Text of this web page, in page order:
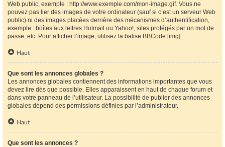
Web public, exemple : http://www.exemple.com/mon-image.gif. Vous ne
pouvez pas lier des images de votre ordinateur (sauf si c’est un serveur Web
public) ni des images placées derrière des mécanismes d’authentification,
exemple : boîtes aux lettres Hotmail ou Yahoo!, sites protégés par un mot de
passe, etc. Pour afficher l’image, utilisez la balise BBCode [img].
Haut
Que sont les annonces globales ?
Les annonces globales contiennent des informations importantes que vous
devez lire dès que possible. Elles apparaissent en haut de chaque forum et
dans votre panneau de l’utilisateur. La possibilité de publier des annonces
globales dépend des permissions définies par l’administrateur.
Haut
Que sont les annonces ?